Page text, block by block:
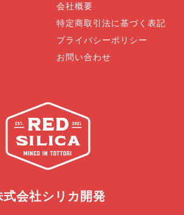
会社概要
特定商取引法に基づく表記
プライバシーポリシー
お問い合わせ
式会社シリカ開発